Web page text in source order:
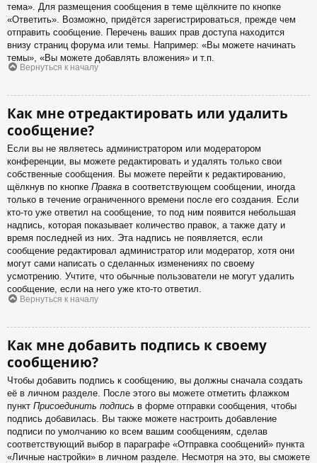
тема». Для размещения сообщения в теме щёлкните по кнопке
«Ответить». Возможно, придётся зарегистрироваться, прежде чем
отправить сообщение. Перечень ваших прав доступа находится
внизу страниц форума или темы. Например: «Вы можете начинать
темы», «Вы можете добавлять вложения» и т.п.
Вернуться к началу
Как мне отредактировать или удалить
сообщение?
Если вы не являетесь администратором или модератором
конференции, вы можете редактировать и удалять только свои
собственные сообщения. Вы можете перейти к редактированию,
щёлкнув по кнопке Правка в соответствующем сообщении, иногда
только в течение ограниченного времени после его создания. Если
кто-то уже ответил на сообщение, то под ним появится небольшая
надпись, которая показывает количество правок, а также дату и
время последней из них. Эта надпись не появляется, если
сообщение редактировал администратор или модератор, хотя они
могут сами написать о сделанных изменениях по своему
усмотрению. Учтите, что обычные пользователи не могут удалить
сообщение, если на него уже кто-то ответил.
Вернуться к началу
Как мне добавить подпись к своему
сообщению?
Чтобы добавить подпись к сообщению, вы должны сначала создать
её в личном разделе. После этого вы можете отметить флажком
пункт Присоединить подпись в форме отправки сообщения, чтобы
подпись добавилась. Вы также можете настроить добавление
подписи по умолчанию ко всем вашим сообщениям, сделав
соответствующий выбор в параграфе «Отправка сообщений» пункта
«Личные настройки» в личном разделе. Несмотря на это, вы сможете